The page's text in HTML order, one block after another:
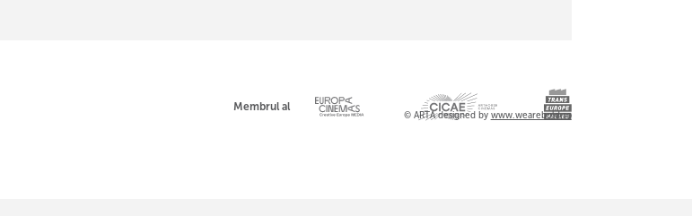
Membrul al
© ARTA designed by www.wearebold.ro